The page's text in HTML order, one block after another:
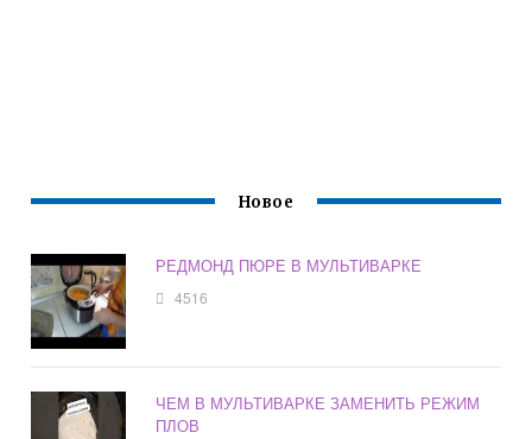
Новое
РЕДМОНД ПЮРЕ В МУЛЬТИВАРКЕ
4516
ЧЕМ В МУЛЬТИВАРКЕ ЗАМЕНИТЬ РЕЖИМ
ПЛОВ